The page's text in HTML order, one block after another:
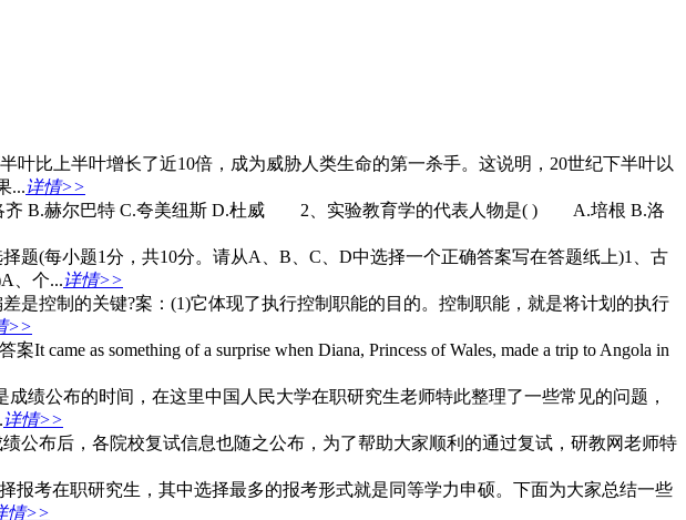
比上半叶增长了近10倍，成为威胁人类生命的第一杀手。这说明，20世纪下半叶以
...详情>>
B.赫尔巴特 C.夸美纽斯 D.杜威 2、实验教育学的代表人物是( ) A.培根 B.洛
题(每小题1分，共10分。请从A、B、C、D中选择一个正确答案写在答题纸上)1、古
、个...详情>>
是控制的关键?案：(1)它体现了执行控制职能的目的。控制职能，就是将计划的执行
>>
came as something of a surprise when Diana, Princess of Wales, made a trip to Angola in
绩公布的时间，在这里中国人民大学在职研究生老师特此整理了一些常见的问题，
详情>>
布后，各院校复试信息也随之公布，为了帮助大家顺利的通过复试，研教网老师特
报考在职研究生，其中选择最多的报考形式就是同等学力申硕。下面为大家总结一些
情>>